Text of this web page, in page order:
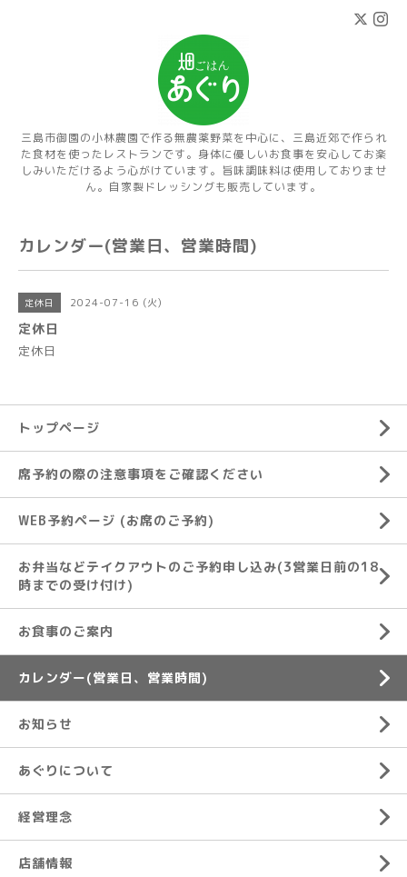
三島市御園の小林農園で作る無農薬野菜を中心に、三島近郊で作られ
た食材を使ったレストランです。身体に優しいお食事を安心してお楽
しみいただけるよう心がけています。旨味調味料は使用しておりませ
ん。自家製ドレッシングも販売しています。
カレンダー(営業日、営業時間)
定休日 2024-07-16 (火)
定休日
定休日
トップページ
席予約の際の注意事項をご確認ください
WEB予約ページ (お席のご予約)
お弁当などテイクアウトのご予約申し込み(3営業日前の18
時までの受け付け)
お食事のご案内
カレンダー(営業日、営業時間)
お知らせ
あぐりについて
経営理念
店舗情報